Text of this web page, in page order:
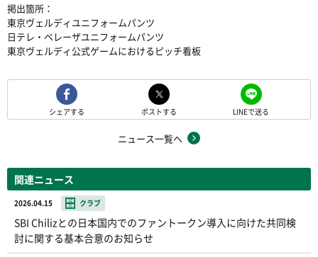
掲出箇所：
東京ヴェルディユニフォームパンツ
日テレ・ベレーザユニフォームパンツ
東京ヴェルディ公式ゲームにおけるピッチ看板
シェアする ポストする LINEで送る
ニュース一覧へ
関連ニュース
2026.04.15 クラブ
SBI Chilizとの日本国内でのファントークン導入に向けた共同検
討に関する基本合意のお知らせ